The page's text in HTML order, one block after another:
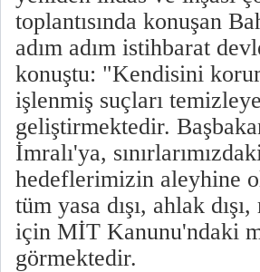
toplantısında konuşan
adım adım istihbarat
konuştu: "Kendisini
işlenmiş suçları
geliştirmektedir.
İmralı'ya,
hedeflerimizin aleyhine
tüm yasa dışı, ahlak
için MİT Kanunu'ndaki
görmektedir.